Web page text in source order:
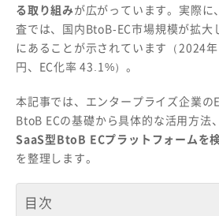
る取り組みが広がっています。実際に
査では、国内BtoB-EC市場規模が拡大
にあることが示されています（2024
円、EC化率 43.1%）。
本記事では、エンタープライズ企業の
BtoB ECの基礎から具体的な活用方法
SaaS型BtoB ECプラットフォームを
を整理します。
目次